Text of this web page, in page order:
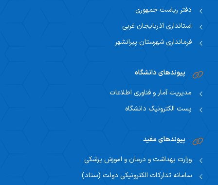
دفتر ریاست جمهوری
استانداری آذربایجان غربی
فرمانداری شهرستان پیرانشهر
پیوندهای دانشگاه
مدیریت آمار و فناوری اطلاعات
پست الکترونیک دانشگاه
پیوندهای مفید
وزارت بهداشت و درمان و اموزش پزشکی
سامانه تدارکات الکترونیکی دولت (ستاد)